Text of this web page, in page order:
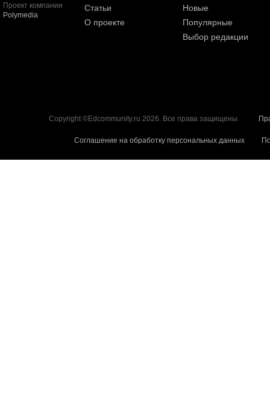
Проект компании
Polymedia
Статьи
О проекте
Новые
Популярные
Выбор редакции
Copyright ©Edcommunity.ru 2026. Все права защищены.
Соглашение на обработку персональных данных